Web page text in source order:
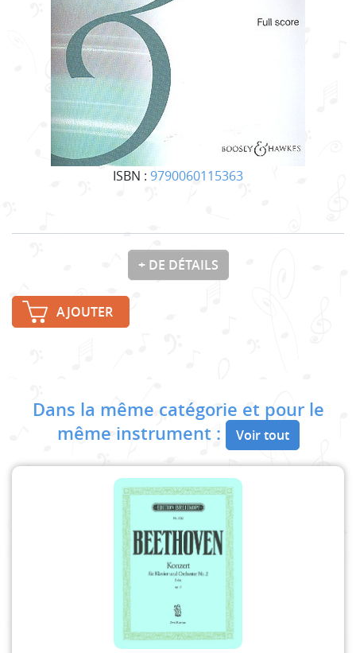
ISBN : 9790060115363
+ DE DÉTAILS
AJOUTER
Dans la même catégorie et pour le
même instrument :
Voir tout